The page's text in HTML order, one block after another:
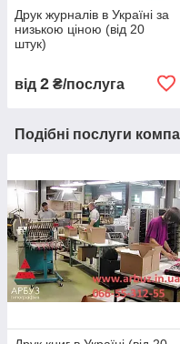
Друк журналів в Україні за
низькою ціною (від 20
штук)
від 2 ₴/послуга
Подібні послуги